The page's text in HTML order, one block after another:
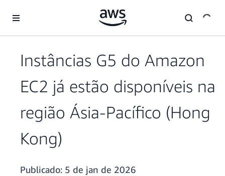
Pular para o conteúdo principal
Instâncias G5 do Amazon
EC2 já estão disponíveis na
região Ásia-Pacífico (Hong
Kong)
Publicado: 5 de jan de 2026